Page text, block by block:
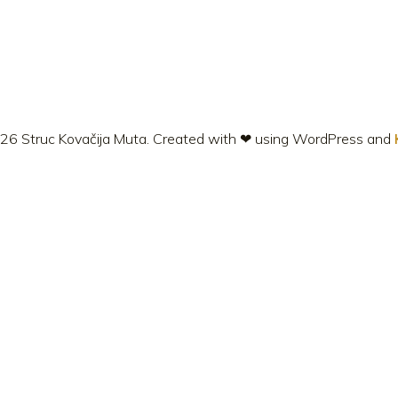
Struc Kovačija Muta. Created with ❤ using WordPress and